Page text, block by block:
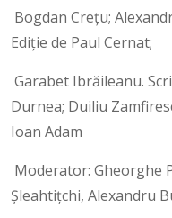
Bogdan Crețu;
Ediție de Paul Cernat;
Garabet Ibrăileanu.
Durnea; Duiliu
Ioan Adam
Moderator: Gheorghe
Șleahtițchi, Alexandru